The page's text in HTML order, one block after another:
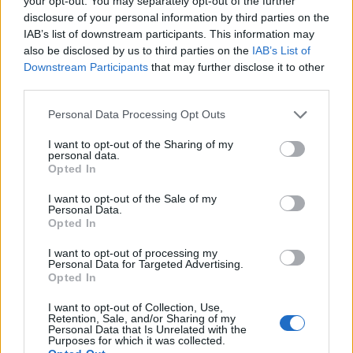
disclosure of your personal information by third parties on the
IAB’s list of downstream participants. This information may
also be disclosed by us to third parties on the IAB’s List of
Downstream Participants that may further disclose it to other
Personal Data Processing Opt Outs
I want to opt-out of the Sharing of my
personal data.
Opted In
I want to opt-out of the Sale of my
Personal Data.
Opted In
I want to opt-out of processing my
Personal Data for Targeted Advertising.
Opted In
I want to opt-out of Collection, Use,
Retention, Sale, and/or Sharing of my
Personal Data that Is Unrelated with the
Purposes for which it was collected.
Τοπικών Γεύσεων, Τουρισμού και
Ναυτιλίας
08.07.2026 16:20
Το Visit Peloponnese συστήνει
αυθεντικό προορισμό τεσσάρων
08.07.2026 10:15
07.07.2026 15:30